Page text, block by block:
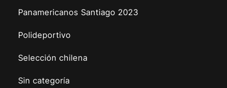
Panamericanos Santiago 2023
Polideportivo
Selección chilena
Sin categoría